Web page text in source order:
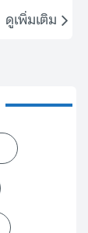
ดูเพิ่มเติม